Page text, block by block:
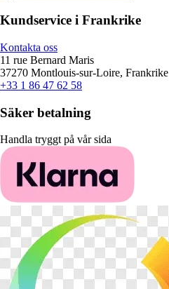
Kundservice i Frankrike
Kontakta oss
11 rue Bernard Maris
37270 Montlouis-sur-Loire, Frankrike
+33 1 86 47 62 58
Säker betalning
Handla tryggt på vår sida